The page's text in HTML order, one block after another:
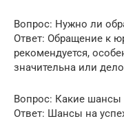
Вопрос: Нужно ли
Ответ: Обращение к
рекомендуется,
значительна или
Вопрос: Какие шансы
Ответ: Шансы на